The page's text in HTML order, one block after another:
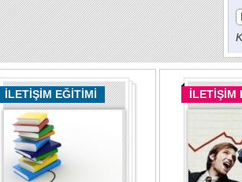
İLETİŞİM EĞİTİMİ İLETİŞİM